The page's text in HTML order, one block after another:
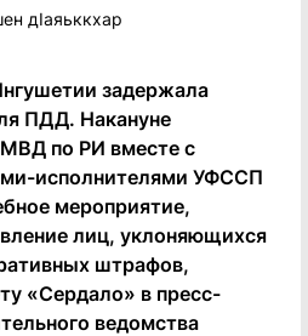
задержала
ПДД. Накануне
по РИ вместе с
исполнителями УФССП
мероприятие,
лиц, уклоняющихся
штрафов,
«Сердало» в пресс-
ведомства